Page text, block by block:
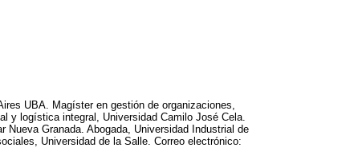
UBA. Magíster en gestión de organizaciones,
y logística integral, Universidad Camilo José Cela.
Granada. Abogada, Universidad Industrial de
Universidad de la Salle. Correo electrónico: